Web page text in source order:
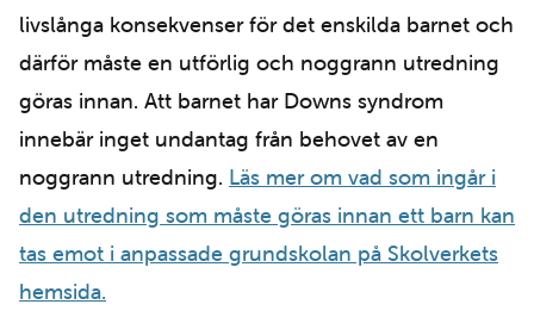
livslånga konsekvenser för det enskilda barnet och
därför måste en utförlig och noggrann utredning
göras innan. Att barnet har Downs syndrom
innebär inget undantag från behovet av en
noggrann utredning. Läs mer om vad som ingår i
den utredning som måste göras innan ett barn kan
tas emot i anpassade grundskolan på Skolverkets
hemsida.